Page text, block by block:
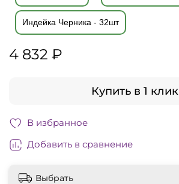
Индейка Черника - 32шт
4 832 ₽
Купить в 1 клик
В избранное
Добавить в сравнение
Выбрать